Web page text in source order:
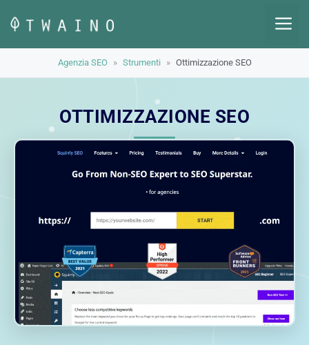
contenuto
Agenzia SEO » Strumenti » Ottimizzazione SEO
OTTIMIZZAZIONE SEO